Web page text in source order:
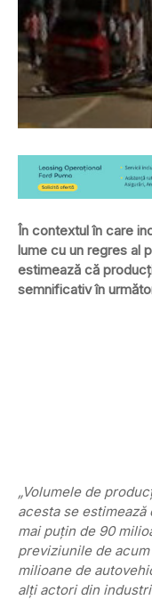
În contextul în care
lume cu un regres al
estimează că
semnificativ în
„Volumele de
acesta se
mai puţin de 90
previziunile de acum
milioane de
alţi actori din